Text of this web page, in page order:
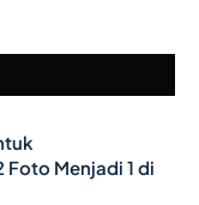
Menjadi 1 di